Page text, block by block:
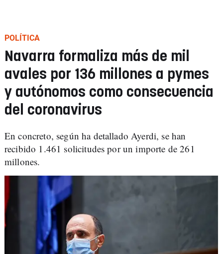
POLÍTICA
Navarra formaliza más de mil
avales por 136 millones a pymes
y autónomos como consecuencia
del coronavirus
En concreto, según ha detallado Ayerdi, se han
recibido 1.461 solicitudes por un importe de 261
millones.